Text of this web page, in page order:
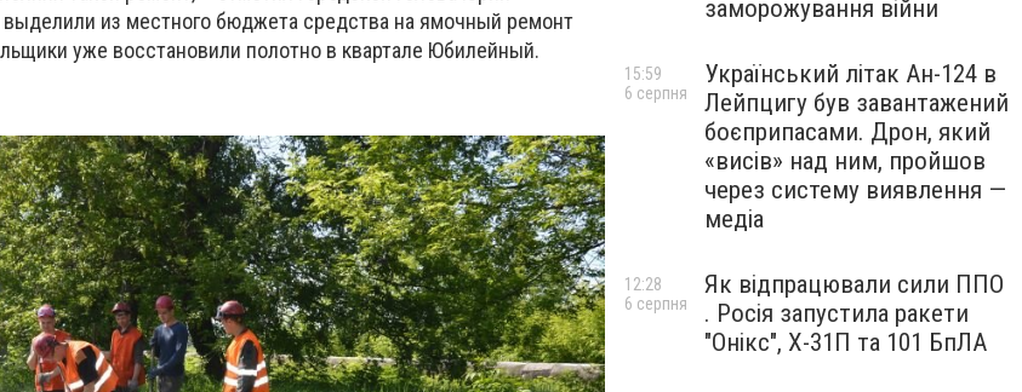
из местного бюджета средства на ямочный ремонт
уже восстановили полотно в квартале Юбилейный.
заморожування війни
Український літак Ан-124 в
Лейпцигу був завантажений
боєприпасами. Дрон, який
«висів» над ним, пройшов
через систему виявлення —
медіа
15:59
6 серпня
Як відпрацювали сили ППО
. Росія запустила ракети
"Онікс", Х-31П та 101 БпЛА
12:28
6 серпня